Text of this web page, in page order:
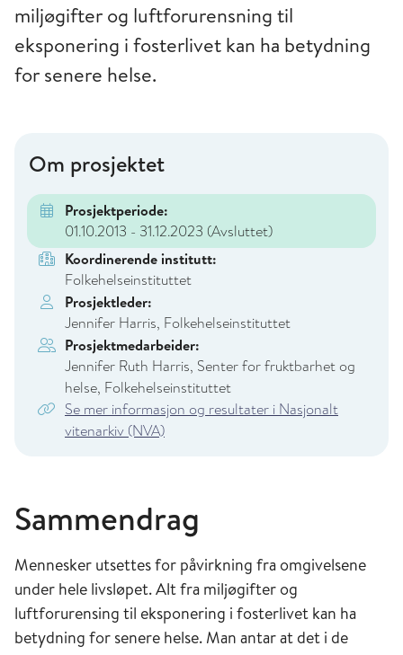
miljøgifter og luftforurensning til
eksponering i fosterlivet kan ha betydning
for senere helse.
Om prosjektet
Prosjektperiode:
01.10.2013 - 31.12.2023 (Avsluttet)
Koordinerende institutt:
Folkehelseinstituttet
Prosjektleder:
Jennifer Harris, Folkehelseinstituttet
Prosjektmedarbeider:
Jennifer Ruth Harris, Senter for fruktbarhet og
helse, Folkehelseinstituttet
Se mer informasjon og resultater i Nasjonalt
vitenarkiv (NVA)
Sammendrag
Mennesker utsettes for påvirkning fra omgivelsene
under hele livsløpet. Alt fra miljøgifter og
luftforurensing til eksponering i fosterlivet kan ha
betydning for senere helse. Man antar at det i de